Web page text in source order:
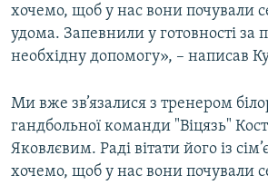
хочемо, щоб у нас вони почували
удома. Запевнили у готовності за
необхідну допомогу», – написав
Ми вже зв’язалися з тренером
гандбольної команди "Віцязь"
Яковлєвим. Раді вітати його із
хочемо, щоб у нас вони почували